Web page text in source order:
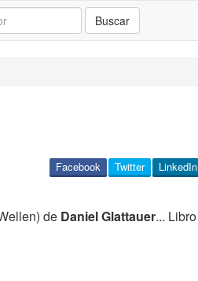
Buscar
LinkedIn
Twitter
Facebook
de Daniel Glattauer... Libro